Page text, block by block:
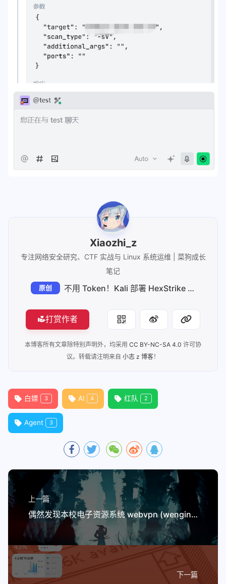
Xiaozhi_z
专注网络安全研究、CTF 实战与 Linux 系统运维 | 菜狗成长
笔记
原创 不用 Token！Kali 部署 HexStrike 配合 Trae 提高挖洞效率
打赏作者
本博客所有文章除特别声明外，均采用 CC BY-NC-SA 4.0 许可协
议。转载请注明来自 小志 z 博客！
白嫖 3 AI 4 红队 2
Agent 3
上一篇
偶然发现本校电子资源系统 webvpn (wengine-vpn) 存在 SSRF 漏洞
下一篇